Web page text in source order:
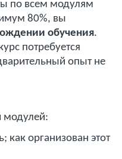
по всем модулям
80%, вы
обучения.
потребуется
опыт не
модулей:
организован этот